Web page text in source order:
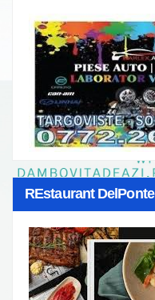
REstaurant DelPonte